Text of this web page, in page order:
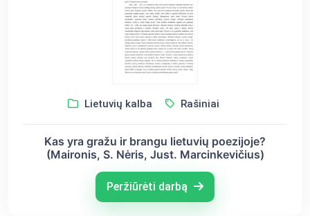
Lietuvių kalba Rašiniai
Kas yra gražu ir brangu lietuvių poezijoje?
(Maironis, S. Nėris, Just. Marcinkevičius)
Peržiūrėti darbą